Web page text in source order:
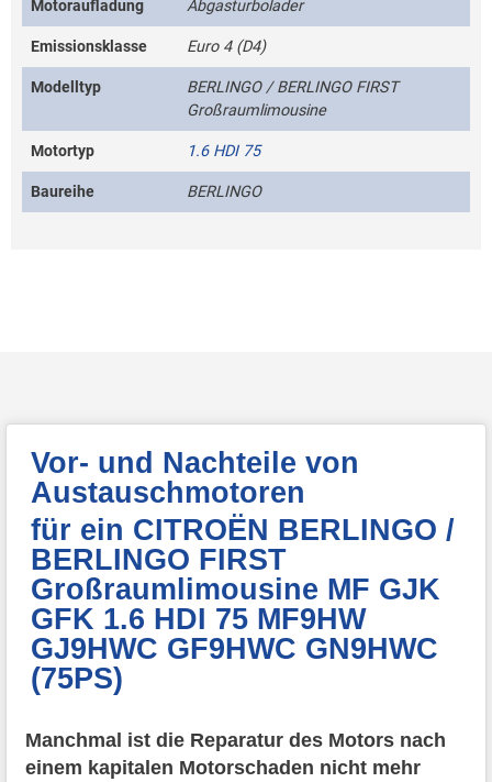
Motoraufladung Abgasturbolader
Emissionsklasse Euro 4 (D4)
Modelltyp
BERLINGO / BERLINGO FIRST
Großraumlimousine
Motortyp 1.6 HDI 75
Baureihe BERLINGO
Vor- und Nachteile von
Austauschmotoren
für ein CITROËN BERLINGO /
BERLINGO FIRST
Großraumlimousine MF GJK
GFK 1.6 HDI 75 MF9HW
GJ9HWC GF9HWC GN9HWC
(75PS)
Manchmal ist die Reparatur des Motors nach
einem kapitalen Motorschaden nicht mehr